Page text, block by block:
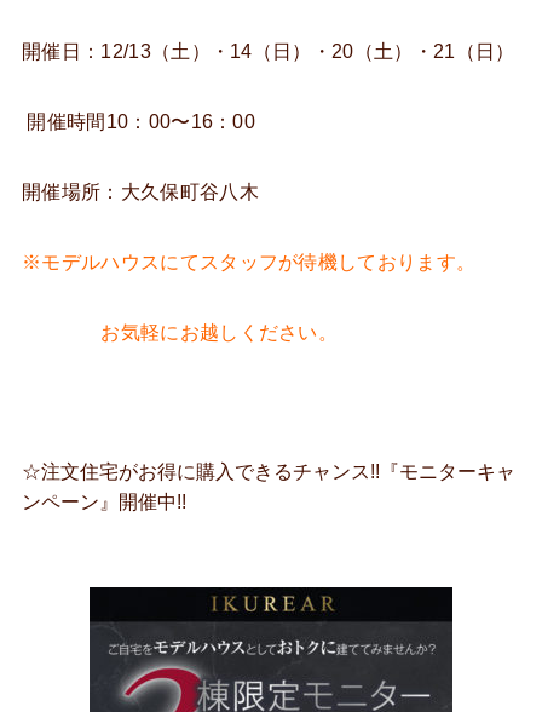
開催日：12/13（土）・14（日）・20（土）・21（日）
開催時間10：00〜16：00
開催場所：大久保町谷八木
※モデルハウスにてスタッフが待機しております。
お気軽にお越しください。
☆注文住宅がお得に購入できるチャンス!!『モニターキャ
ンペーン』開催中!!